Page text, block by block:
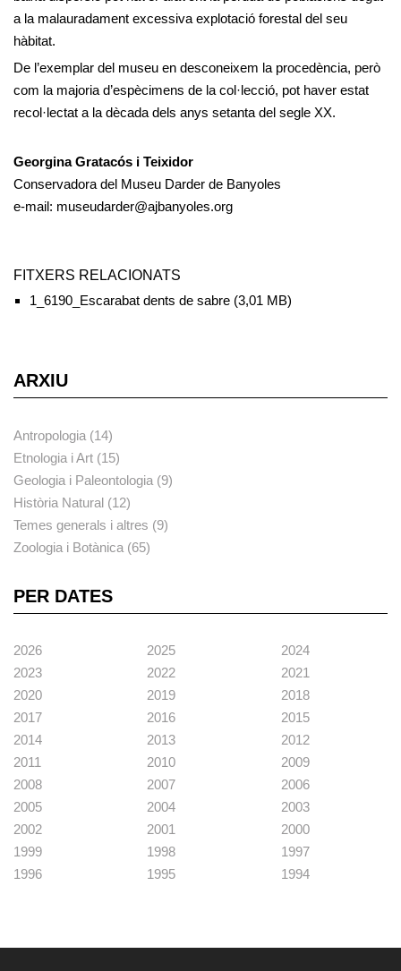
a la malauradament excessiva explotació forestal del seu
hàbitat.
De l’exemplar del museu en desconeixem la procedència, però
com la majoria d’espècimens de la col·lecció, pot haver estat
recol·lectat a la dècada dels anys setanta del segle XX.
Georgina Gratacós i Teixidor
Conservadora del Museu Darder de Banyoles
e-mail: museudarder@ajbanyoles.org
FITXERS RELACIONATS
1_6190_Escarabat dents de sabre (3,01 MB)
ARXIU
Antropologia (14)
Etnologia i Art (15)
Geologia i Paleontologia (9)
Història Natural (12)
Temes generals i altres (9)
Zoologia i Botànica (65)
PER DATES
2026 2025
2024
2023
2022
2021
2020
2019
2018
2017
2016
2015
2014
2013
2012
2011
2010
2009
2008
2007
2006
2005
2004
2003
2002
2001
2000
1999
1998
1997
1996
1995 1994